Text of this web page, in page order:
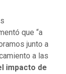
que “a
junto a
a las
impacto de